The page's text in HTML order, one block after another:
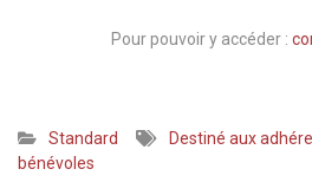
Pour pouvoir y accéder :
Standard Destiné aux
bénévoles